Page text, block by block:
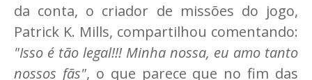
da conta, o criador de missões do jogo,
Patrick K. Mills, compartilhou comentando:
"Isso é tão legal!!! Minha nossa, eu amo tanto
nossos fãs", o que parece que no fim das